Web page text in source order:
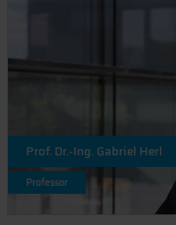
Prof. Dr.-Ing. Gabriel Herl
Professor